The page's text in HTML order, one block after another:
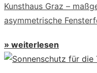
Kunsthaus Graz –
asymmetrische
» weiterlesen